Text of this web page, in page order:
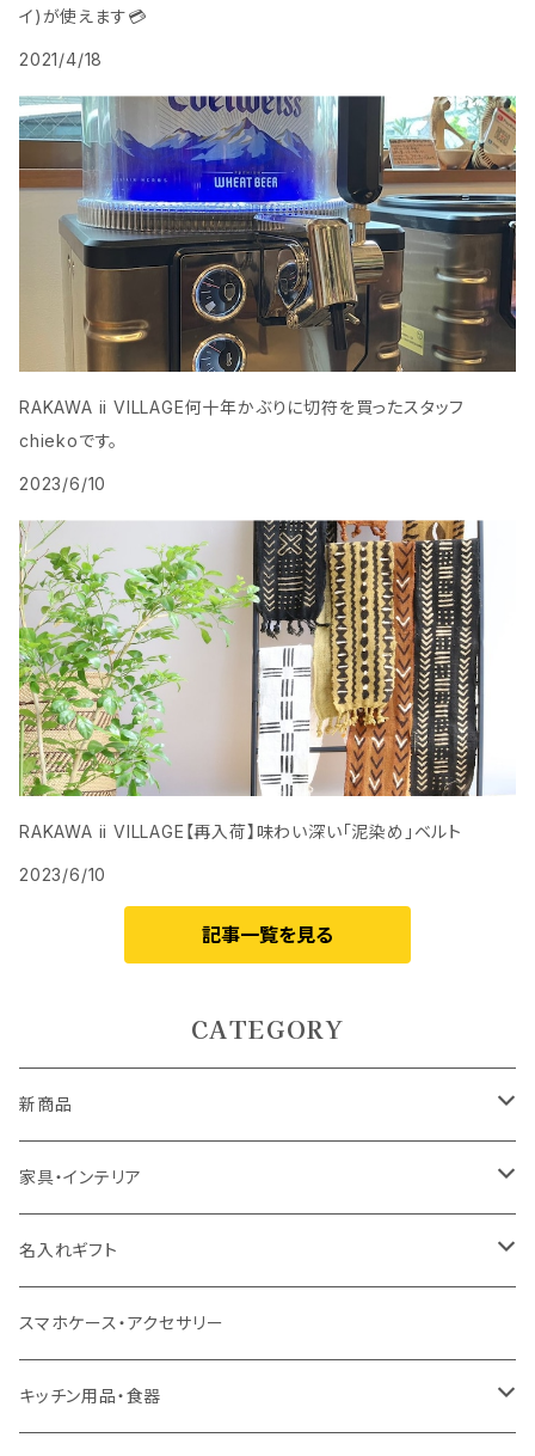
イ)が使えます💳
2021/4/18
RAKAWA ii VILLAGE何十年かぶりに切符を買ったスタッフ
chiekoです。
2023/6/10
RAKAWA ii VILLAGE【再入荷】味わい深い「泥染め」ベルト
2023/6/10
記事一覧を見る
CATEGORY
新商品
5月9日UP
5月7日UP
4月10日UP
4月7日UP
家具・インテリア
カーテン
ドレープカーテン
レースカーテン
ラグ・マット
ラグ
テーブル
名入れギフト
食器
ドリンクウェア
インテリア用品
スマホケース・アクセサリー
キッチン用品・食器